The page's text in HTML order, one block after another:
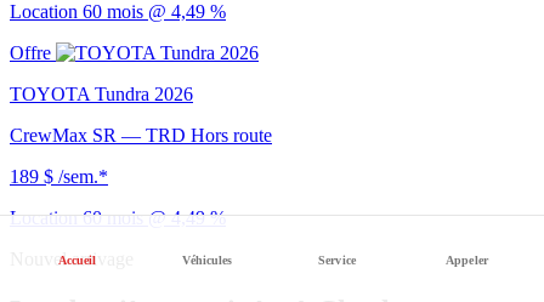
Location 60 mois @ 4,49 %
Offre
TOYOTA Tundra 2026
CrewMax SR — TRD Hors route
189 $ /sem.*
Location 60 mois @ 4,49 %
Nouvel arrivage
Accueil Véhicules Service Appeler